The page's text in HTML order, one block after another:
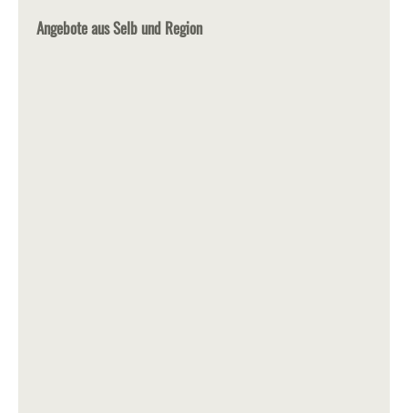
Angebote aus Selb und Region